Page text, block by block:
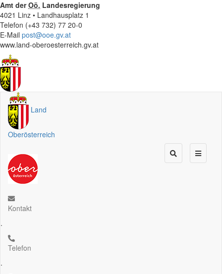
Amt derOö. Landesregierung
4021 Linz • Landhausplatz 1
Telefon (+43 732) 77 20-0
E-Mail post@ooe.gv.at
www.land-oberoesterreich.gv.at
Land
Oberösterreich
Kontakt
.
Telefon
.